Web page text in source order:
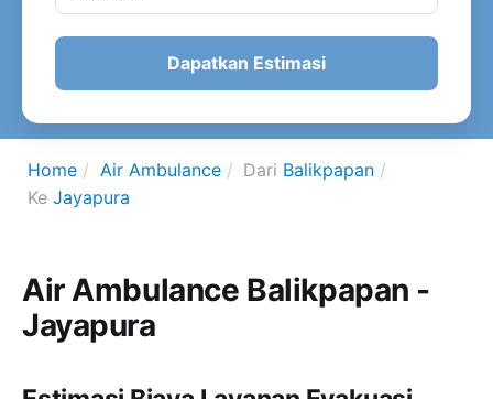
Dapatkan Estimasi
Home Air Ambulance Dari Balikpapan
Ke Jayapura
Air Ambulance Balikpapan -
Jayapura